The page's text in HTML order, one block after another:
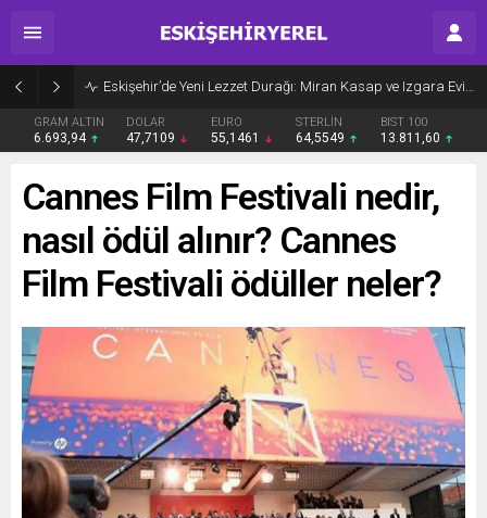
Eskişehir’de Yeni Lezzet Durağı: Miran Kasap ve Izgara Evi Açıldı
GRAM ALTIN
6.693,94
DOLAR
47,7109
EURO
55,1461
STERLİN
64,5549
BIST 100
13.811,60
Cannes Film Festivali nedir,
nasıl ödül alınır? Cannes
Film Festivali ödüller neler?